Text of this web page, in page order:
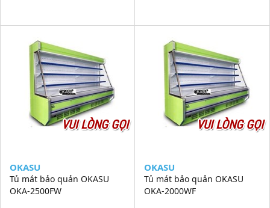
VUI LÒNG GỌI
OKASU
Tủ mát bảo quản OKASU
OKA-2500FW
VUI LÒNG GỌI
OKASU
Tủ mát bảo quản OKASU
OKA-2000WF